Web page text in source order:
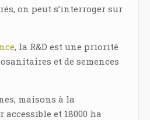
on peut s’interroger sur
, la R&D est une priorité
et de semences
maisons à la
accessible et 18000 ha